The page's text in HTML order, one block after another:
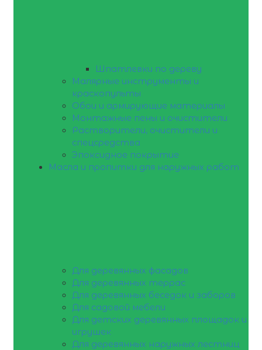
Шпатлевки по дереву
Малярные инструменты и
краскопульты
Обои и армирующие материалы
Монтажные пены и очистители
Растворители, очистители и
спецсредства
Эпоксидное покрытие
Масла и пропитки для наружных работ
Для деревянных фасадов
Для деревянных террас
Для деревянных беседок и заборов
Для садовой мебели
Для детских деревянных площадок и
игрушек
Для деревянных наружных лестниц